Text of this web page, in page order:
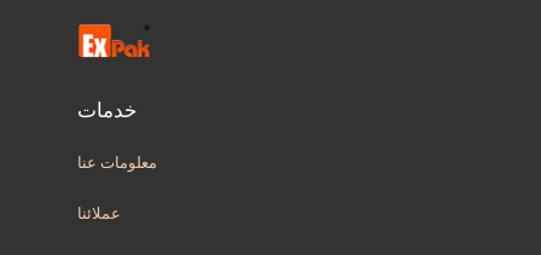
خدمات
معلومات عنا
عملائنا